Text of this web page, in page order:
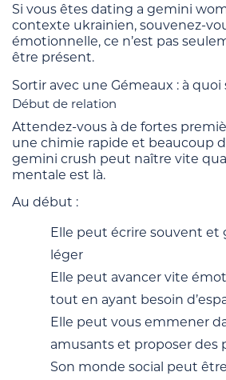
Si vous êtes dating a gemini
contexte ukrainien, souvenez-
émotionnelle, ce n’est pas
être présent.
Sortir avec une Gémeaux : à quoi
Début de relation
Attendez-vous à de fortes
une chimie rapide et beaucoup
gemini crush peut naître vite
mentale est là.
Au début :
Elle peut écrire souvent et
léger
Elle peut avancer vite
tout en ayant besoin
Elle peut vous emmener
amusants et proposer des
Son monde social peut